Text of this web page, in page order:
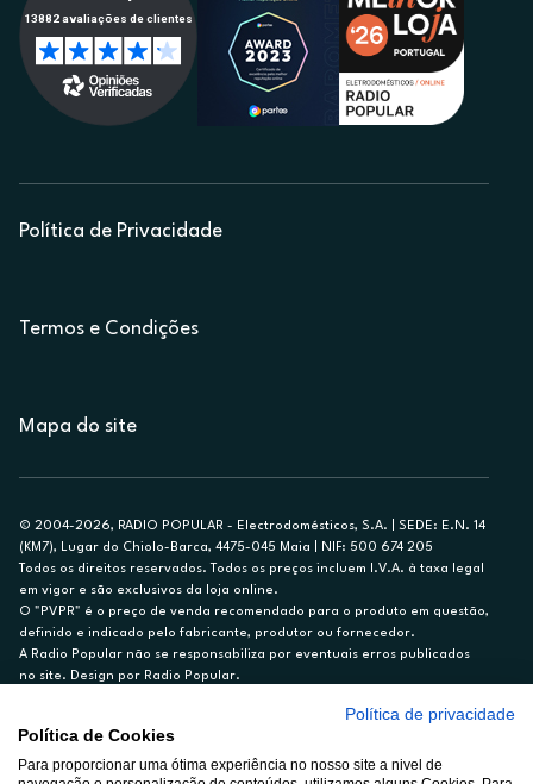
Política de Privacidade
Termos e Condições
Mapa do site
© 2004-2026, RADIO POPULAR - Electrodomésticos, S.A. | SEDE: E.N. 14
(KM7), Lugar do Chiolo-Barca, 4475-045 Maia | NIF: 500 674 205
Todos os direitos reservados. Todos os preços incluem I.V.A. à taxa legal
em vigor e são exclusivos da loja online.
O "PVPR" é o preço de venda recomendado para o produto em questão,
definido e indicado pelo fabricante, produtor ou fornecedor.
A Radio Popular não se responsabiliza por eventuais erros publicados
no site. Design por Radio Popular.
Ex. para limite de crédito de €1.500, reembolsado em 12 meses, TAN
14,79%.
Política de privacidade
Política de Cookies
Para proporcionar uma ótima experiência no nosso site a nivel de